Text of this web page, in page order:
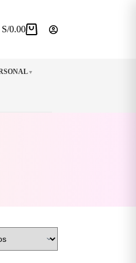
Carro
S/0.00
▼